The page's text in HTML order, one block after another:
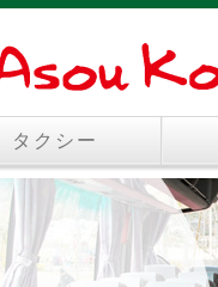
タクシー